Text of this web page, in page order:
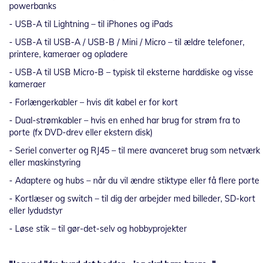
powerbanks
- USB-A til Lightning – til iPhones og iPads
- USB-A til USB-A / USB-B / Mini / Micro – til ældre telefoner,
printere, kameraer og opladere
- USB-A til USB Micro-B – typisk til eksterne harddiske og visse
kameraer
- Forlængerkabler – hvis dit kabel er for kort
- Dual-strømkabler – hvis en enhed har brug for strøm fra to
porte (fx DVD-drev eller ekstern disk)
- Seriel converter og RJ45 – til mere avanceret brug som netværk
eller maskinstyring
- Adaptere og hubs – når du vil ændre stiktype eller få flere porte
- Kortlæser og switch – til dig der arbejder med billeder, SD-kort
eller lydudstyr
- Løse stik – til gør-det-selv og hobbyprojekter